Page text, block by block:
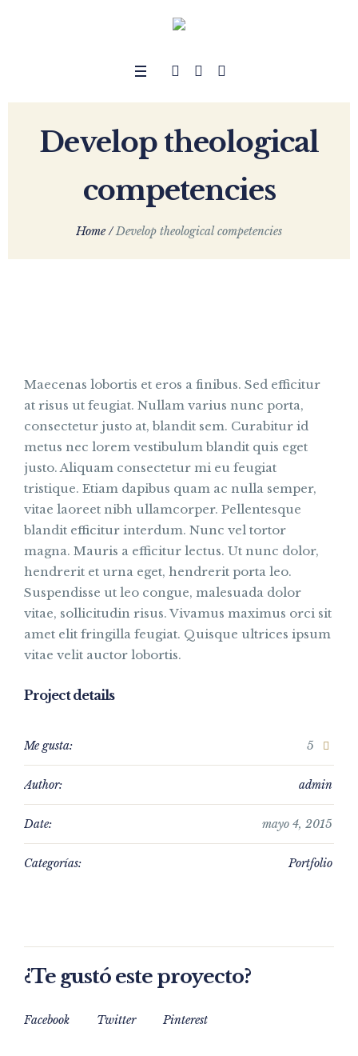
Develop theological
competencies
Home /Develop theological competencies
Maecenas lobortis et eros a finibus. Sed efficitur
at risus ut feugiat. Nullam varius nunc porta,
consectetur justo at, blandit sem. Curabitur id
metus nec lorem vestibulum blandit quis eget
justo. Aliquam consectetur mi eu feugiat
tristique. Etiam dapibus quam ac nulla semper,
vitae laoreet nibh ullamcorper. Pellentesque
blandit efficitur interdum. Nunc vel tortor
magna. Mauris a efficitur lectus. Ut nunc dolor,
hendrerit et urna eget, hendrerit porta leo.
Suspendisse ut leo congue, malesuada dolor
vitae, sollicitudin risus. Vivamus maximus orci sit
amet elit fringilla feugiat. Quisque ultrices ipsum
vitae velit auctor lobortis.
Project details
Me gusta: 5
Author: admin
Date: mayo 4, 2015
Categorías: Portfolio
¿Te gustó este proyecto?
Facebook Twitter Pinterest